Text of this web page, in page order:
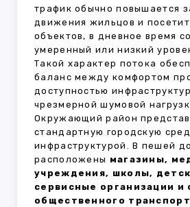
трафик обычно повышается
движения жильцов и
объектов, в дневное время
умеренный или низкий
Такой характер потока
баланс между комфортом
доступностью
чрезмерной шумовой
Окружающий район
стандартную городскую
инфраструктурой. В пешей
расположены магазины,
учреждения, школы,
сервисные организации и
общественного